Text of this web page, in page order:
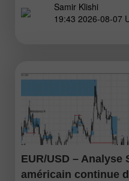
importants, publiés
mis fin au débat
Samir Klishi
19:43 2026-08-07
EUR/USD –
américain continue